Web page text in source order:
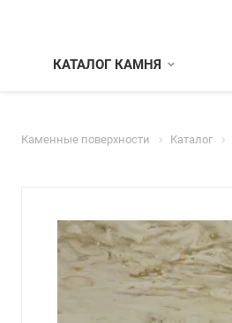
КАТАЛОГ КАМНЯ
Каменные поверхности Каталог